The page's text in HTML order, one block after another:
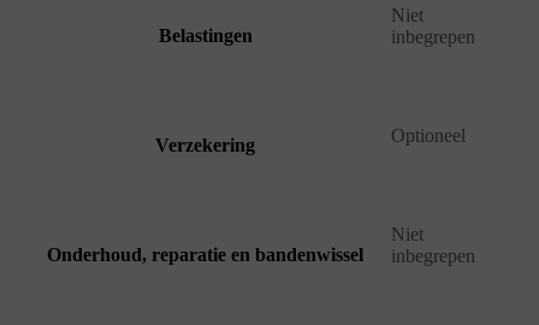
Belastingen
Niet
inbegrepen
Verzekering Optioneel
Onderhoud, reparatie en bandenwissel
Niet
inbegrepen